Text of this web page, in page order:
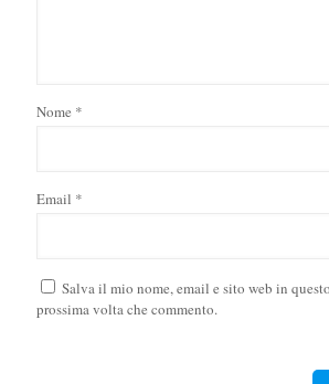
Nome *
Email *
Salva il mio nome, email e sito web in
prossima volta che commento.